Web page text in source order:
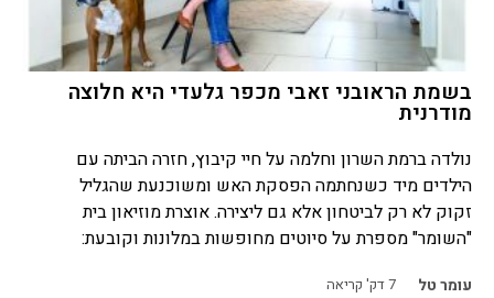
בשמת הראובני זאבי מכפר גלעדי היא חלוצה
מודרנית
נולדה ברמת השרון וחלמה על חיי קיבוץ, חזרה הביתה עם
הילדים מיד כשנחתמה הפסקת האש ומשוכנעת שהגליל
זקוק לא רק לביטחון אלא גם ליצירה. אוצרת מוזיאון בית
"השומר" מספרת על סיוטים מחופשות במלונות וקובעת:
עומר טל 7דק' קריאה